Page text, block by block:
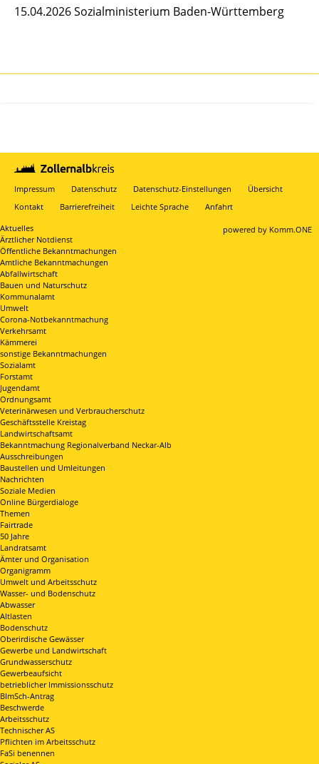
15.04.2026Sozialministerium Baden-Württemberg
Impressum Datenschutz Datenschutz-Einstellungen
Übersicht
Kontakt
Barrierefreiheit Leichte Sprache Anfahrt
powered by Komm.ONE
Aktuelles
Ärztlicher Notdienst
Öffentliche Bekanntmachungen
Amtliche Bekanntmachungen
Abfallwirtschaft
Bauen und Naturschutz
Kommunalamt
Umwelt
Corona-Notbekanntmachung
Verkehrsamt
Kämmerei
sonstige Bekanntmachungen
Sozialamt
Forstamt
Jugendamt
Ordnungsamt
Veterinärwesen und Verbraucherschutz
Geschäftsstelle Kreistag
Landwirtschaftsamt
Bekanntmachung Regionalverband Neckar-Alb
Ausschreibungen
Baustellen und Umleitungen
Nachrichten
Soziale Medien
Online Bürgerdialoge
Themen
Fairtrade
50 Jahre
Landratsamt
Ämter und Organisation
Organigramm
Umwelt und Arbeitsschutz
Wasser- und Bodenschutz
Abwasser
Altlasten
Bodenschutz
Oberirdische Gewässer
Gewerbe und Landwirtschaft
Grundwasserschutz
Gewerbeaufsicht
betrieblicher Immissionsschutz
BImSch-Antrag
Beschwerde
Arbeitsschutz
Technischer AS
Pflichten im Arbeitsschutz
FaSi benennen